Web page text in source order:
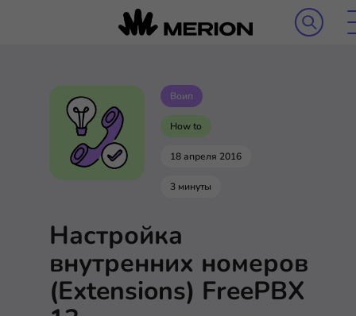
Воип
How to
18 апреля 2016
3 минуты
Настройка
внутренних номеров
(Extensions) FreePBX